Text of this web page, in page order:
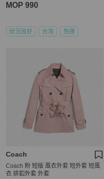
MOP 990
狀況良好 台灣 免運
Coach
Coach 粉 短版 風衣外套 短外套 短風
衣 排釦外套 外套